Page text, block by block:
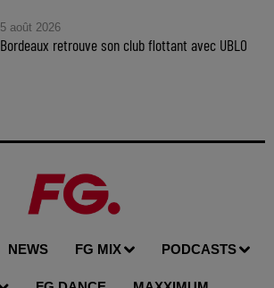
5 août 2026
Bordeaux retrouve son club flottant avec UBLO
NEWS FG MIX PODCASTS